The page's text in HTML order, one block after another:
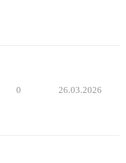
0 26.03.2026